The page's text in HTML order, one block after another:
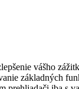
vášho
základných